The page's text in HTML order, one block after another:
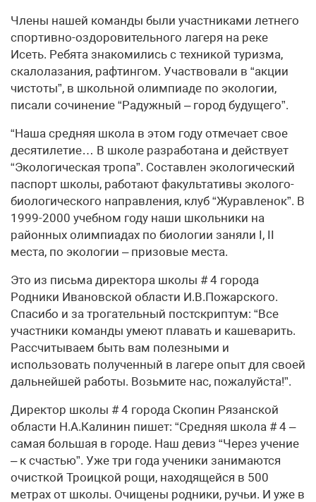
Члены нашей команды были участниками летнего
спортивно-оздоровительного лагеря на реке
Исеть. Ребята знакомились с техникой туризма,
скалолазания, рафтингом. Участвовали в “акции
чистоты”, в школьной олимпиаде по экологии,
писали сочинение “Радужный – город будущего”.
“Наша средняя школа в этом году отмечает свое
десятилетие… В школе разработана и действует
“Экологическая тропа”. Составлен экологический
паспорт школы, работают факультативы эколого-
биологического направления, клуб “Журавленок”. В
1999-2000 учебном году наши школьники на
районных олимпиадах по биологии заняли I, II
места, по экологии – призовые места.
Это из письма директора школы # 4 города
Родники Ивановской области И.В.Пожарского.
Спасибо и за трогательный постскриптум: “Все
участники команды умеют плавать и кашеварить.
Рассчитываем быть вам полезными и
использовать полученный в лагере опыт для своей
дальнейшей работы. Возьмите нас, пожалуйста!”.
Директор школы # 4 города Скопин Рязанской
области Н.А.Калинин пишет: “Средняя школа # 4 –
самая большая в городе. Наш девиз “Через учение
– к счастью”. Уже три года ученики занимаются
очисткой Троицкой рощи, находящейся в 500
метрах от школы. Очищены родники, ручьи. И уже в